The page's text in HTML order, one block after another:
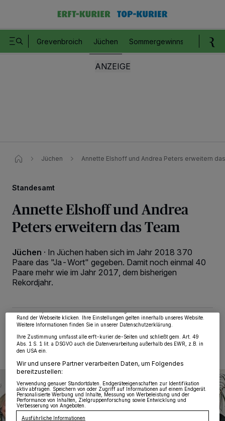
Grevenbroich Jüchen Sommergewinnspiel
Jüchen Annette Elshoff und Andrea Peters erweitern
Standesamt
Annette Elshoff und Andrea
Peters erweitern das Team
Jüchen · In Jüchen haben sich im Jahr 2018 370
Paare das "Ja-Wort" gegeben. Damit noch einmal 40
Paare mehr wie im Jahr 2017, dem bisherigen
Rekordjahr.
16.01.2019 , 08:53 Uhr 2 Minuten Lesezeit
Wir und unsere 218-Partner speichern und greifen auf personenbezogene Daten
wie Browserdaten oder eindeutige Kennungen auf Ihrem Gerät zu. Durch Auswahl
von OK aktivieren Sie Tracking-Technologien für die unter „Wir und unsere
Partner verarbeiten Daten, um Ihnen Dienste bereitzustellen“ aufgeführten
Rand der Webseite klicken. Ihre Einstellungen gelten innerhalb unseres Website.
Weitere Informationen finden Sie in unserer Datenschutzerklärung.
Ihre Zustimmung umfasst alle erft-kurier.de-Seiten und schließt gem. Art. 49
Abs. 1 S. 1 lit. a DSGVO auch die Datenverarbeitung außerhalb des EWR, z.B. in
den USA ein.
Wir und unsere Partner verarbeiten Daten, um Folgendes
bereitzustellen:
Verwendung genauer Standortdaten. Endgeräteeigenschaften zur Identifikation
aktiv abfragen. Speichern von oder Zugriff auf Informationen auf einem Endgerät.
Personalisierte Werbung und Inhalte, Messung von Werbeleistung und der
Performance von Inhalten, Zielgruppenforschung sowie Entwicklung und
Verbesserung von Angeboten.
Ausführliche Informationen